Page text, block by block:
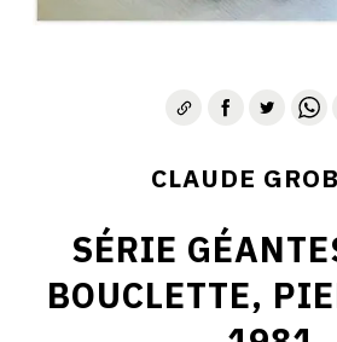
CLAUDE
SÉRIE
BOUCLETTE,